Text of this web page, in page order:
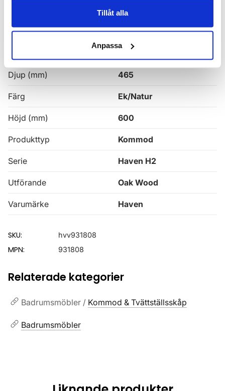
Tillåt alla
Anpassa
Egenskaper
Djup (mm) 465
Färg Ek/Natur
Höjd (mm) 600
Produkttyp Kommod
Serie Haven H2
Utförande Oak Wood
Varumärke Haven
SKU: hvv931808
MPN: 931808
Relaterade kategorier
Badrumsmöbler / Kommod & Tvättställsskåp
Badrumsmöbler